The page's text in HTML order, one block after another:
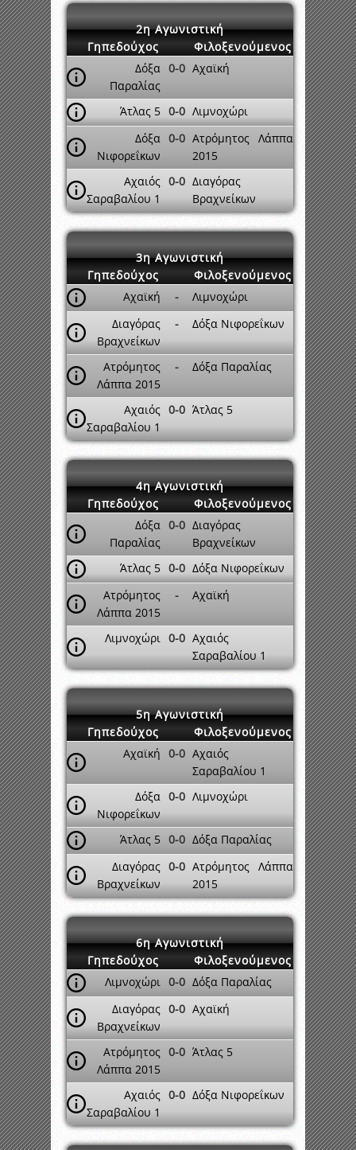
2η Αγωνιστική
Γηπεδούχος
Φιλοξενούμενος
Δόξα
Παραλίας
0-0 Αχαϊκή
Άτλας 5 0-0 Λιμνοχώρι
Δόξα
Νιφορεΐκων
0-0 Ατρόμητος Λάππα
2015
Αχαιός
Σαραβαλίου 1
0-0 Διαγόρας
Βραχνείκων
3η Αγωνιστική
Γηπεδούχος
Φιλοξενούμενος
Αχαϊκή
-
Λιμνοχώρι
Διαγόρας
Βραχνείκων
- Δόξα Νιφορεΐκων
Ατρόμητος
Λάππα 2015
- Δόξα Παραλίας
Αχαιός
Σαραβαλίου 1
0-0 Άτλας 5
4η Αγωνιστική
Γηπεδούχος
Φιλοξενούμενος
Δόξα
Παραλίας
0-0 Διαγόρας
Βραχνείκων
Άτλας 5 0-0 Δόξα Νιφορεΐκων
Ατρόμητος
Λάππα 2015
- Αχαϊκή
Λιμνοχώρι 0-0 Αχαιός
Σαραβαλίου 1
5η Αγωνιστική
Γηπεδούχος
Φιλοξενούμενος
Αχαϊκή 0-0 Αχαιός
Σαραβαλίου 1
Δόξα
Νιφορεΐκων
0-0 Λιμνοχώρι
Άτλας 5 0-0 Δόξα Παραλίας
Διαγόρας
Βραχνείκων
0-0 Ατρόμητος Λάππα
2015
6η Αγωνιστική
Γηπεδούχος
Φιλοξενούμενος
Λιμνοχώρι 0-0 Δόξα Παραλίας
Διαγόρας
Βραχνείκων
0-0 Αχαϊκή
Ατρόμητος
Λάππα 2015
0-0 Άτλας 5
Αχαιός
Σαραβαλίου 1
0-0 Δόξα Νιφορεΐκων